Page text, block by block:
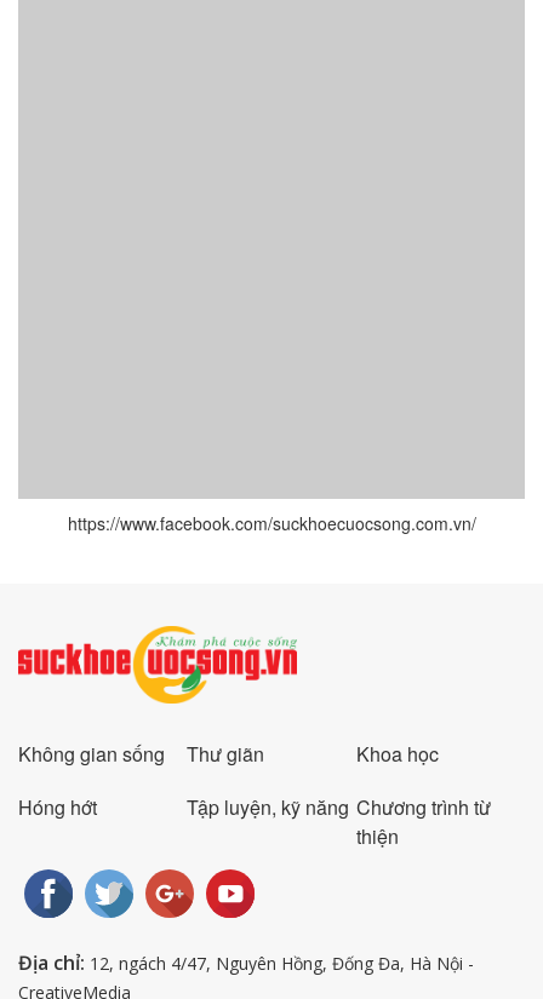
https://www.facebook.com/suckhoecuocsong.com.vn/
Không gian sống Thư giãn
Khoa học
Hóng hớt
Tập luyện, kỹ năng Chương trình từ
thiện
Địa chỉ: 12, ngách 4/47, Nguyên Hồng, Đống Đa, Hà Nội -
CreativeMedia